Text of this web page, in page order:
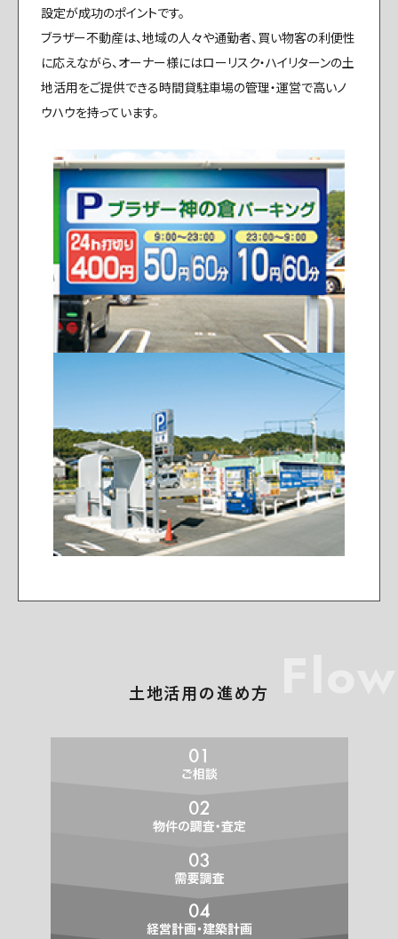
設定が成功のポイントです。
ブラザー不動産は、地域の人々や通勤者、買い物客の利便性
に応えながら、オーナー様にはローリスク・ハイリターンの土
地活用をご提供できる時間貸駐車場の管理・運営で高いノ
ウハウを持っています。
土地活用の進め方